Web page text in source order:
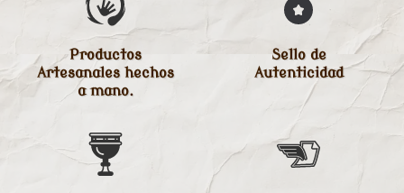
Productos
Artesanales hechos
a mano.
Sello de
Autenticidad